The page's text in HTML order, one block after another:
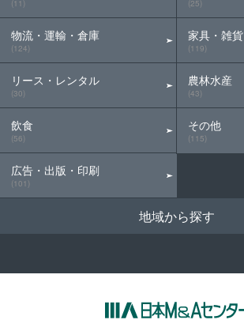
(11)
物流・運輸・倉庫
(124)
リース・レンタル
(30)
飲食
(56)
広告・出版・印刷
(101)
(25)
家具・雑貨
(119)
農林水産
(43)
その他
(115)
地域から探す